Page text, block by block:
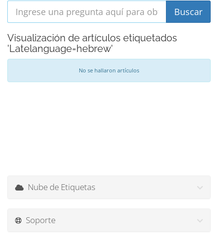
Visualización de artículos etiquetados
'Latelanguage=hebrew'
No se hallaron artículos
Nube de Etiquetas
Soporte